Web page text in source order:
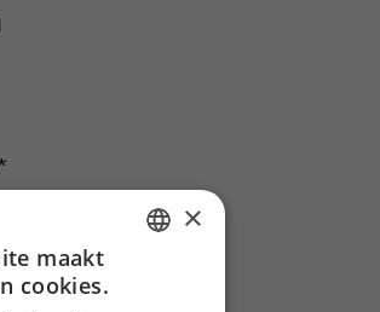
×
maakt
cookies.